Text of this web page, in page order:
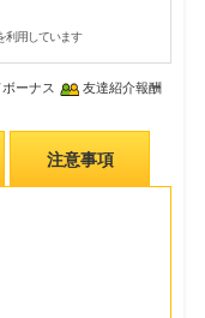
利用しています
ーナス 友達紹介報酬
注意事項